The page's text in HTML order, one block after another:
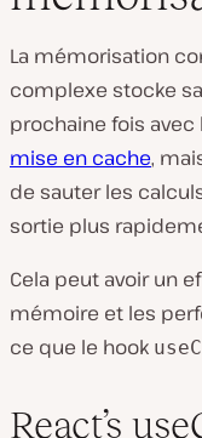
La mémorisation
complexe stocke
prochaine fois avec
mise en cache,
de sauter les
sortie plus
Cela peut avoir un
mémoire et les
ce que le hook
React’s